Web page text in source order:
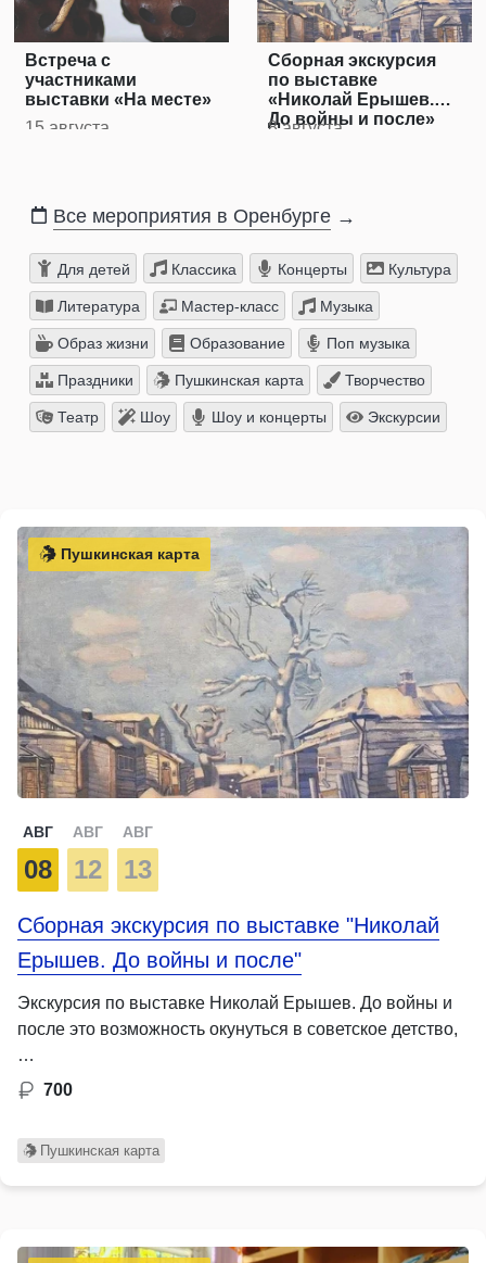
Встреча с
участниками
выставки «На месте»
15 августа
Сборная экскурсия
по выставке
«Николай Ерышев.
До войны и после»
8 августа
Все мероприятия в Оренбурге →
Для детей Классика Концерты Культура
Литература Мастер-класс Музыка
Образ жизни Образование Поп музыка
Праздники Пушкинская карта Творчество
Театр Шоу Шоу и концерты Экскурсии
Пушкинская карта
АВГ
08
АВГ
12
АВГ
13
Сборная экскурсия по выставке "Николай
Ерышев. До войны и после"
Экскурсия по выставке Николай Ерышев. До войны и
после это возможность окунуться в советское детство,
…
700
Пушкинская карта